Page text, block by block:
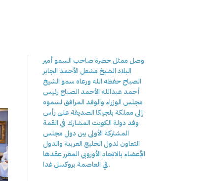
وصل ممثل حضرة صاحب السمو أمير
البلاد الشيخ مشعل الأحمد الجابر
الصباح حفظه الله ورعاه سمو الشيخ
أحمد عبدالله الأحمد الصباح رئيس
مجلس الوزراء والوفد المرافق لسموه
إلى مملكة بلجيكا الصديقة على رأس
وفد دولة الكويت المشارك في القمة
المشتركة الأولى بين دول مجلس
التعاون لدول الخليج العربية والدول
الأعضاء بالاتحاد الأوروبي المقرر عقدها
في العاصمة بروكسل غدا.